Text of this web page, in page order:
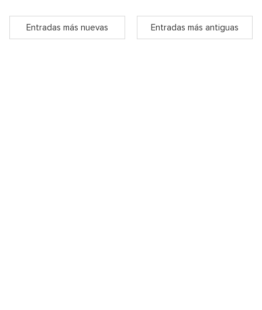
Entradas más nuevas Entradas más antiguas